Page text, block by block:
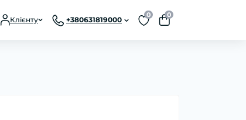
Клієнту +380631819000
0 0